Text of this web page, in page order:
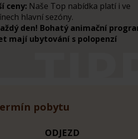
ceny: Naše Top nabídka platí i ve
hlavní sezóny.
den! Bohatý animační
mají ubytování s polopenzí
pobytu
ODJEZD